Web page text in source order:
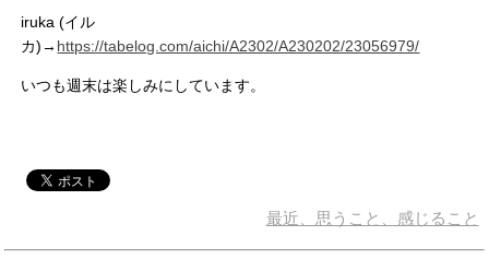
iruka (イル
カ)→ https://tabelog.com/aichi/A2302/A230202/23056979/
いつも週末は楽しみにしています。
最近、思うこと、感じること